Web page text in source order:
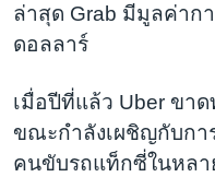
ล่าสุด Grab มีมูลค่าก
ดอลลาร์
เมื่อปีที่แล้ว Uber ขา
ขณะกำลังเผชิญกับกา
คนขับรถแท็กซี่ในหลา